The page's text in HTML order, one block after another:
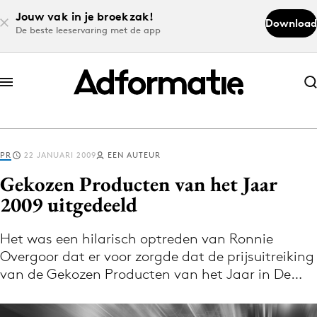
Jouw vak in je broekzak!
De beste leeservaring met de app
Download
Abonneer nu
Abonneer nu
Log in
Volg het laatste nieuws via de Adformatie
Nieuws app
PR 22 JANUARI 2009 EEN AUTEUR
Gekozen Producten van het Jaar
2009 uitgedeeld
Het was een hilarisch optreden van Ronnie
Overgoor dat er voor zorgde dat de prijsuitreiking
van de Gekozen Producten van het Jaar in De…